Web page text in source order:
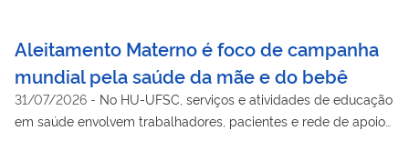
Aleitamento Materno é foco de campanha
mundial pela saúde da mãe e do bebê
31/07/2026 - No HU-UFSC, serviços e atividades de educação
em saúde envolvem trabalhadores, pacientes e rede de apoio